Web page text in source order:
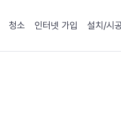
청소 인터넷 가입 설치/시